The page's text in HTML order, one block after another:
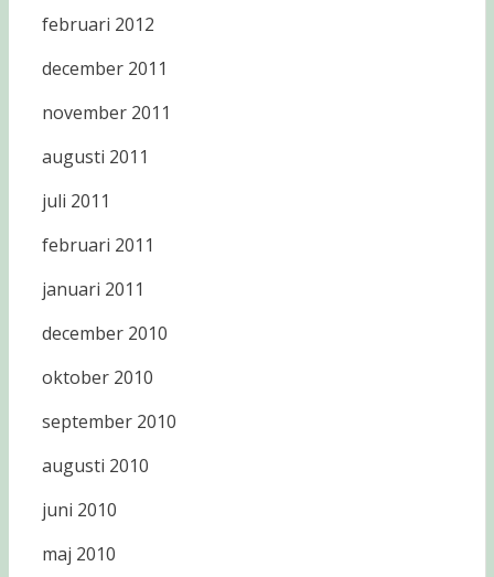
februari 2012
december 2011
november 2011
augusti 2011
juli 2011
februari 2011
januari 2011
december 2010
oktober 2010
september 2010
augusti 2010
juni 2010
maj 2010